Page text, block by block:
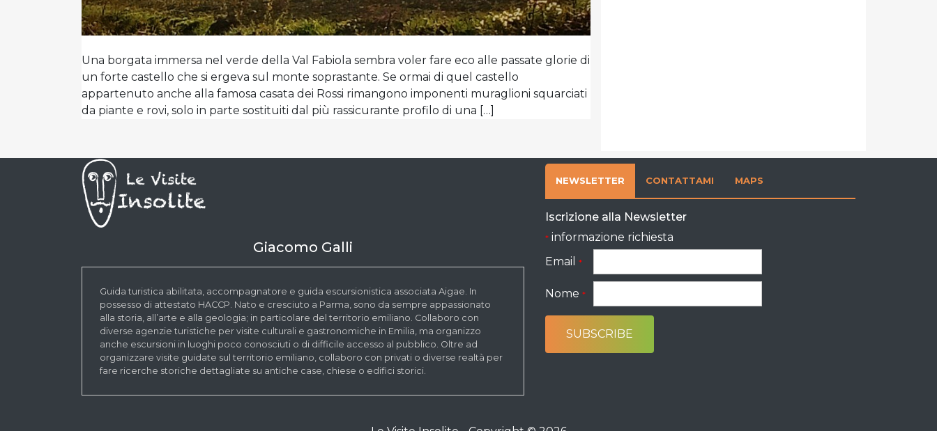
Una borgata immersa nel verde della Val Fabiola sembra voler fare eco alle passate glorie di
un forte castello che si ergeva sul monte soprastante. Se ormai di quel castello
appartenuto anche alla famosa casata dei Rossi rimangono imponenti muraglioni squarciati
da piante e rovi, solo in parte sostituiti dal più rassicurante profilo di una […]
Giacomo Galli
Guida turistica abilitata, accompagnatore e guida escursionistica associata Aigae. In
possesso di attestato HACCP. Nato e cresciuto a Parma, sono da sempre appassionato
alla storia, all’arte e alla geologia; in particolare del territorio emiliano. Collaboro con
diverse agenzie turistiche per visite culturali e gastronomiche in Emilia, ma organizzo
anche escursioni in luoghi poco conosciuti o di difficile accesso al pubblico. Oltre ad
organizzare visite guidate sul territorio emiliano, collaboro con privati o diverse realtà per
fare ricerche storiche dettagliate su antiche case, chiese o edifici storici.
NEWSLETTER CONTATTAMI MAPS
Iscrizione alla Newsletter
* informazione richiesta
Email
*
Nome *